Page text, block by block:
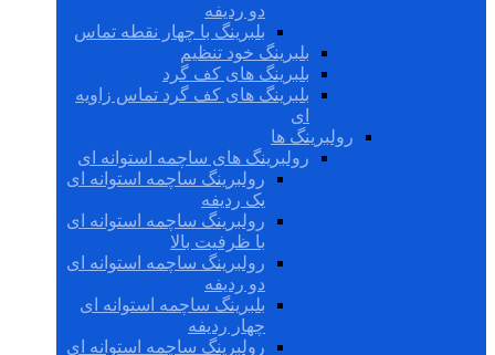
دو ردیفه
بلبرینگ با چهار نقطه تماس
بلبرینگ خود تنظیم
بلبرینگ های کف گرد
بلبرینگ های کف گرد تماس زاویه
ای
رولبرینگ ها
رولبرینگ های ساچمه استوانه ای
رولبرینگ ساچمه استوانه ای
یک ردیفه
رولبرینگ ساچمه استوانه ای
با ظرفیت بالا
رولبرینگ ساچمه استوانه ای
دو ردیفه
بلبرینگ ساچمه استوانه ای
چهار ردیفه
رولبرینگ ساچمه استوانه ای